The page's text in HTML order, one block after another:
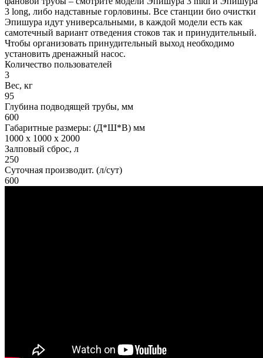
3 long, либо надставные горловины. Все станции био очистки
Эпишура идут универсальными, в каждой модели есть как
самотечный вариант отведения стоков так и принудительный.
Чтобы организовать принудительный выход необходимо
установить дренажный насос.
Количество пользователей
3
Вес, кг
95
Глубина подводящей трубы, мм
600
Габаритные размеры: (Д*Ш*В) мм
1000 x 1000 x 2000
Залповый сброс, л
250
Суточная производит. (л/сут)
600